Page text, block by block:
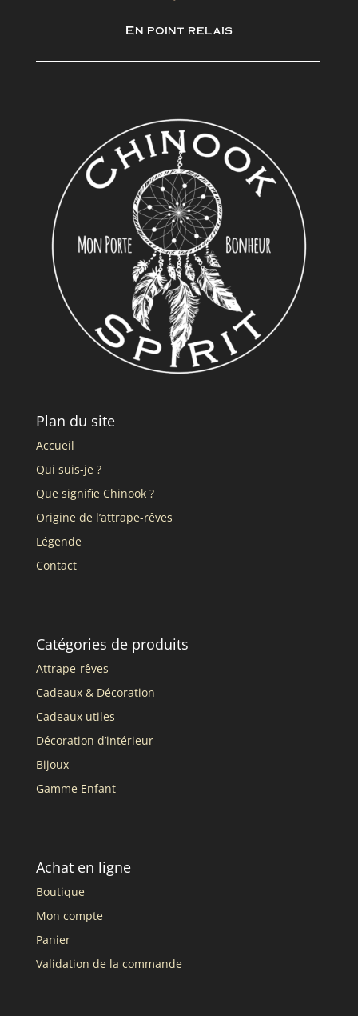
En point relais
Plan du site
Accueil
Qui suis-je ?
Que signifie Chinook ?
Origine de l’attrape-rêves
Légende
Contact
Catégories de produits
Attrape-rêves
Cadeaux & Décoration
Cadeaux utiles
Décoration d’intérieur
Bijoux
Gamme Enfant
Achat en ligne
Boutique
Mon compte
Panier
Validation de la commande